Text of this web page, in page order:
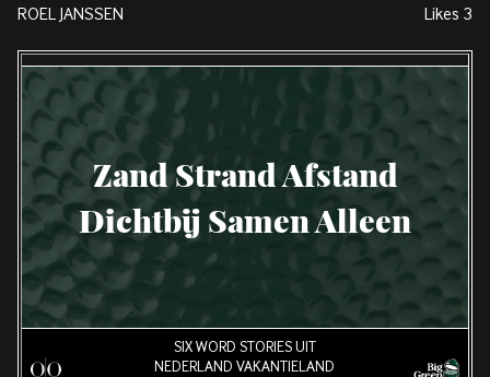
ROEL JANSSEN Likes 3
Zand Strand Afstand
Dichtbij Samen Alleen
SIX WORD STORIES UIT
NEDERLAND VAKANTIELAND